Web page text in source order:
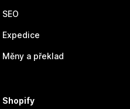
SEO
Expedice
Měny a překlad
Shopify